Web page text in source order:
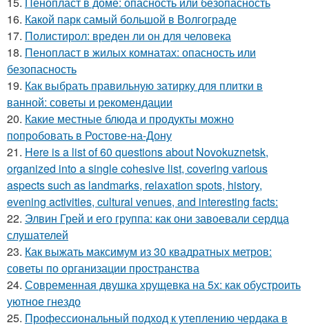
16. Какой парк самый большой в Волгограде
17. Полистирол: вреден ли он для человека
18. Пенопласт в жилых комнатах: опасность или
безопасность
19. Как выбрать правильную затирку для плитки в
ванной: советы и рекомендации
20. Какие местные блюда и продукты можно
попробовать в Ростове-на-Дону
21. Here is a list of 60 questions about Novokuznetsk,
organized into a single cohesive list, covering various
aspects such as landmarks, relaxation spots, history,
evening activities, cultural venues, and interesting facts:
22. Элвин Грей и его группа: как они завоевали сердца
слушателей
23. Как выжать максимум из 30 квадратных метров:
советы по организации пространства
24. Современная двушка хрущевка на 5х: как обустроить
уютное гнездо
25. Профессиональный подход к утеплению чердака в